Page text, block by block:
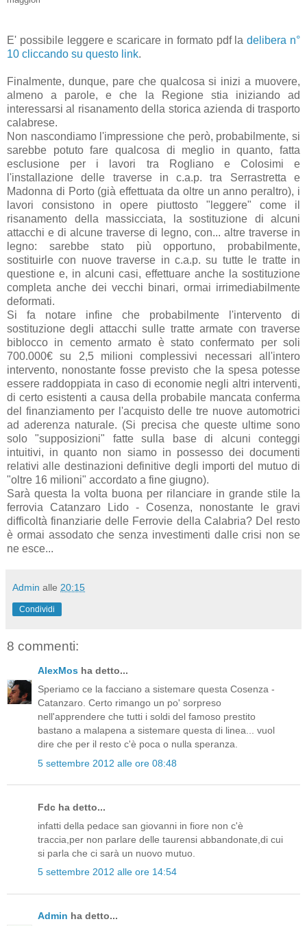
E' possibile leggere e scaricare in formato pdf la delibera n°
10 cliccando su questo link.
Finalmente, dunque, pare che qualcosa si inizi a muovere,
almeno a parole, e che la Regione stia iniziando ad
interessarsi al risanamento della storica azienda di trasporto
calabrese.
Non nascondiamo l'impressione che però, probabilmente, si
sarebbe potuto fare qualcosa di meglio in quanto, fatta
esclusione per i lavori tra Rogliano e Colosimi e
l'installazione delle traverse in c.a.p. tra Serrastretta e
Madonna di Porto (già effettuata da oltre un anno peraltro), i
lavori consistono in opere piuttosto "leggere" come il
risanamento della massicciata, la sostituzione di alcuni
attacchi e di alcune traverse di legno, con... altre traverse in
legno: sarebbe stato più opportuno, probabilmente,
sostituirle con nuove traverse in c.a.p. su tutte le tratte in
questione e, in alcuni casi, effettuare anche la sostituzione
completa anche dei vecchi binari, ormai irrimediabilmente
deformati.
Si fa notare infine che probabilmente l'intervento di
sostituzione degli attacchi sulle tratte armate con traverse
biblocco in cemento armato è stato confermato per soli
700.000€ su 2,5 milioni complessivi necessari all'intero
intervento, nonostante fosse previsto che la spesa potesse
essere raddoppiata in caso di economie negli altri interventi,
di certo esistenti a causa della probabile mancata conferma
del finanziamento per l'acquisto delle tre nuove automotrici
ad aderenza naturale. (Si precisa che queste ultime sono
solo "supposizioni" fatte sulla base di alcuni conteggi
intuitivi, in quanto non siamo in possesso dei documenti
relativi alle destinazioni definitive degli importi del mutuo di
"oltre 16 milioni" accordato a fine giugno).
Sarà questa la volta buona per rilanciare in grande stile la
ferrovia Catanzaro Lido - Cosenza, nonostante le gravi
difficoltà finanziarie delle Ferrovie della Calabria? Del resto
è ormai assodato che senza investimenti dalle crisi non se
ne esce...
Admin alle 20:15
Condividi
8 commenti:
AlexMos ha detto...
Speriamo ce la facciano a sistemare questa Cosenza -
Catanzaro. Certo rimango un po' sorpreso
nell'apprendere che tutti i soldi del famoso prestito
bastano a malapena a sistemare questa di linea... vuol
dire che per il resto c'è poca o nulla speranza.
5 settembre 2012 alle ore 08:48
Fdc ha detto...
infatti della pedace san giovanni in fiore non c'è
traccia,per non parlare delle taurensi abbandonate,di cui
si parla che ci sarà un nuovo mutuo.
5 settembre 2012 alle ore 14:54
Admin ha detto...